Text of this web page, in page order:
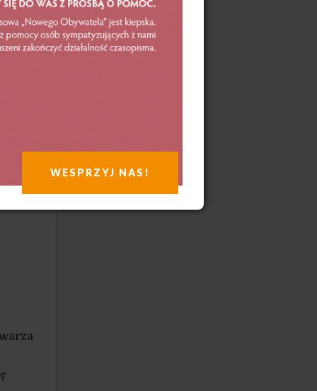
WESPRZYJ NAS!